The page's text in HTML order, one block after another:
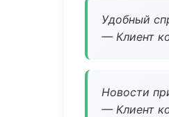
Удобный
— Клиент
Новости
— Клиент